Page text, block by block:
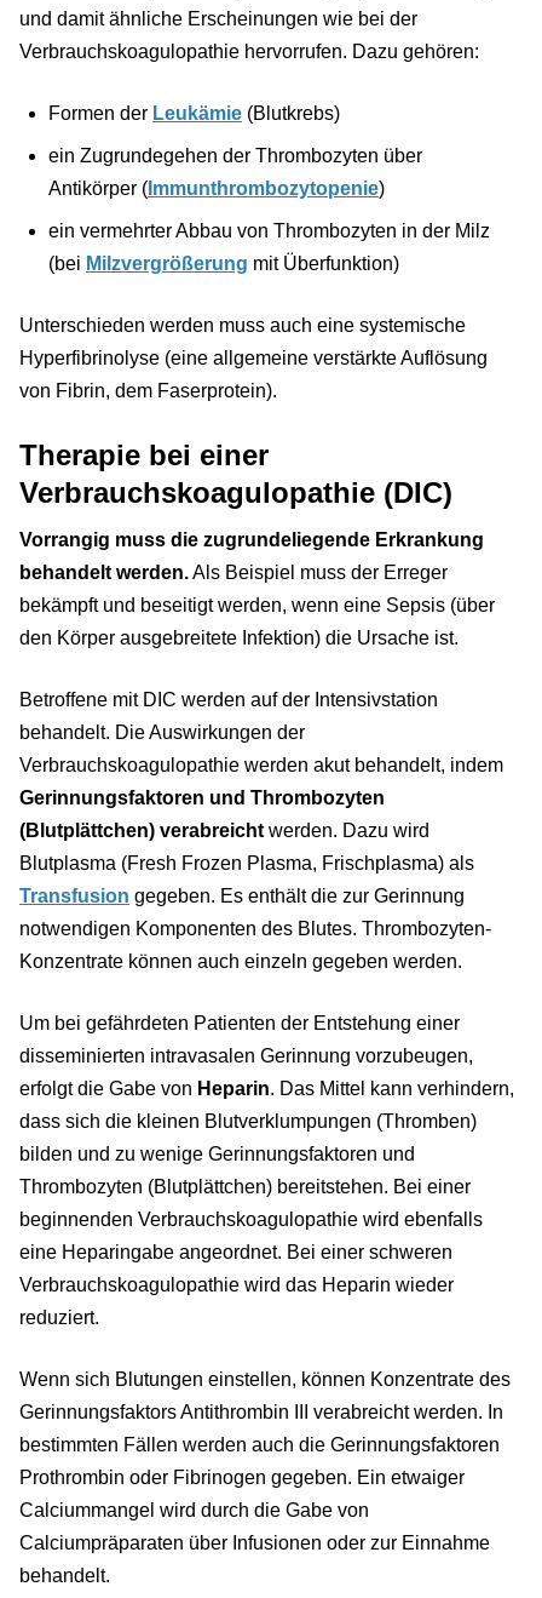
und damit ähnliche Erscheinungen wie bei der
Verbrauchskoagulopathie hervorrufen. Dazu gehören:
Formen der Leukämie (Blutkrebs)
ein Zugrundegehen der Thrombozyten über
Antikörper ( Immunthrombozytopenie)
ein vermehrter Abbau von Thrombozyten in der Milz
(bei Milzvergrößerung mit Überfunktion)
Unterschieden werden muss auch eine systemische
Hyperfibrinolyse (eine allgemeine verstärkte Auflösung
von Fibrin, dem Faserprotein).
Therapie bei einer
Verbrauchskoagulopathie (DIC)
Vorrangig muss die zugrundeliegende Erkrankung
behandelt werden.Als Beispiel muss der Erreger
bekämpft und beseitigt werden, wenn eine Sepsis (über
den Körper ausgebreitete Infektion) die Ursache ist.
Betroffene mit DIC werden auf der Intensivstation
behandelt. Die Auswirkungen der
Verbrauchskoagulopathie werden akut behandelt, indem
Gerinnungsfaktoren und Thrombozyten
(Blutplättchen) verabreicht werden. Dazu wird
Blutplasma (Fresh Frozen Plasma, Frischplasma) als
Transfusion gegeben. Es enthält die zur Gerinnung
notwendigen Komponenten des Blutes. Thrombozyten-
Konzentrate können auch einzeln gegeben werden.
Um bei gefährdeten Patienten der Entstehung einer
disseminierten intravasalen Gerinnung vorzubeugen,
erfolgt die Gabe von Heparin. Das Mittel kann verhindern,
dass sich die kleinen Blutverklumpungen (Thromben)
bilden und zu wenige Gerinnungsfaktoren und
Thrombozyten (Blutplättchen) bereitstehen. Bei einer
beginnenden Verbrauchskoagulopathie wird ebenfalls
eine Heparingabe angeordnet. Bei einer schweren
Verbrauchskoagulopathie wird das Heparin wieder
reduziert.
Wenn sich Blutungen einstellen, können Konzentrate des
Gerinnungsfaktors Antithrombin III verabreicht werden. In
bestimmten Fällen werden auch die Gerinnungsfaktoren
Prothrombin oder Fibrinogen gegeben. Ein etwaiger
Calciummangel wird durch die Gabe von
Calciumpräparaten über Infusionen oder zur Einnahme
behandelt.